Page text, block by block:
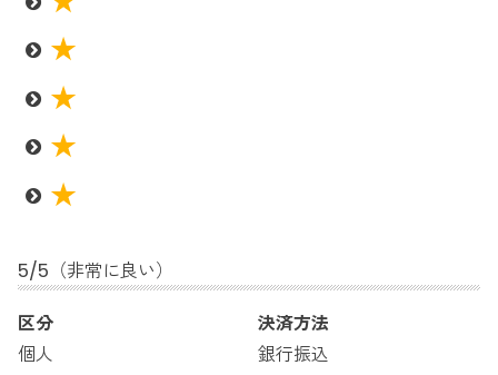
5/5 （非常に良い）
区分
個人
決済方法
銀行振込